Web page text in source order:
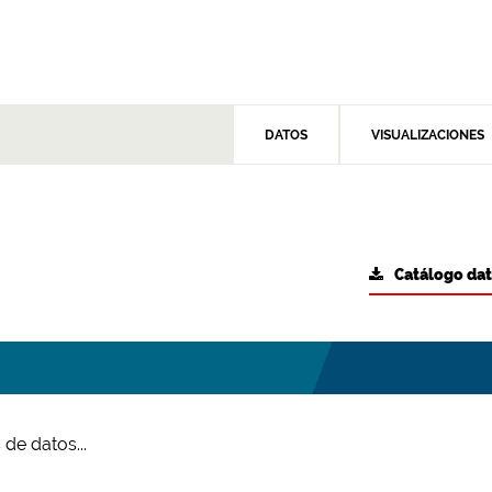
DATOS VISUALIZACIONES
Catálogo